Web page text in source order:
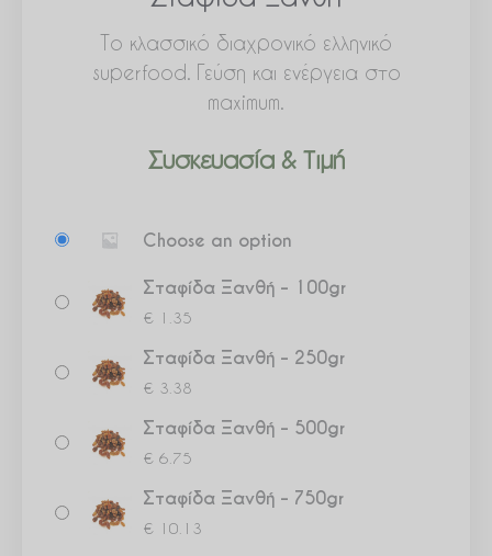
Το κλασσικό διαχρονικό ελληνικό
superfood. Γεύση και ενέργεια στο
maximum.
Συσκευασία & Τιμή
Choose an option
Σταφίδα Ξανθή – 100gr
€ 1.35
Σταφίδα Ξανθή – 250gr
€ 3.38
Σταφίδα Ξανθή – 500gr
€ 6.75
Σταφίδα Ξανθή – 750gr
€ 10.13
Ξανθή